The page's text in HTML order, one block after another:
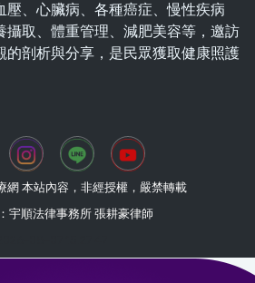
壓、心臟病、各種癌症、慢性疾病
攝取、體重管理、減肥美容等，邀訪
的剖析與分享，是民眾獲取健康照護
網 本站內容，非經授權，嚴禁轉載
宇順法律事務所 張耕豪律師